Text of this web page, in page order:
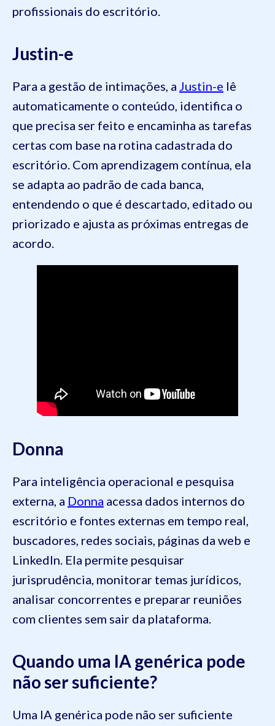
profissionais do escritório.
Justin-e
Para a gestão de intimações, a Justin-e lê
automaticamente o conteúdo, identifica o
que precisa ser feito e encaminha as tarefas
certas com base na rotina cadastrada do
escritório. Com aprendizagem contínua, ela
se adapta ao padrão de cada banca,
entendendo o que é descartado, editado ou
priorizado e ajusta as próximas entregas de
acordo.
Donna
Para inteligência operacional e pesquisa
externa, a Donna acessa dados internos do
escritório e fontes externas em tempo real,
buscadores, redes sociais, páginas da web e
LinkedIn. Ela permite pesquisar
jurisprudência, monitorar temas jurídicos,
analisar concorrentes e preparar reuniões
com clientes sem sair da plataforma.
Quando uma IA genérica pode
não ser suficiente?
Uma IA genérica pode não ser suficiente